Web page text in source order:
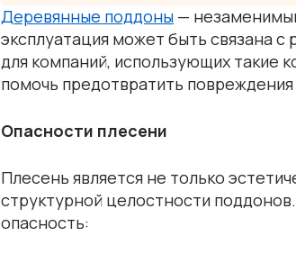
Деревянные поддоны —
эксплуатация может быть связана с
для компаний, использующих такие
помочь предотвратить
Опасности плесени
Плесень является не только
структурной целостности
опасность: